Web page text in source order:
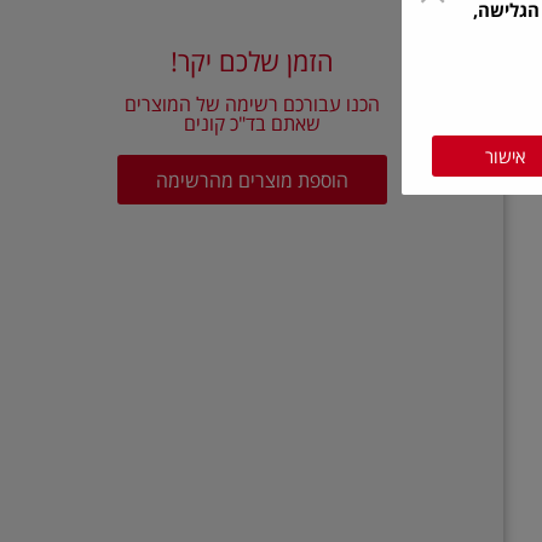
הזמן שלכם יקר!
הכנו עבורכם רשימה של המוצרים
שאתם בד"כ קונים
הוספת מוצרים מהרשימה
הגלישה,
אישור